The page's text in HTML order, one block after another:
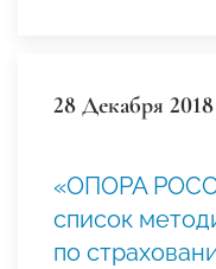
28 Декабря 2018
«ОПОРА
список
по